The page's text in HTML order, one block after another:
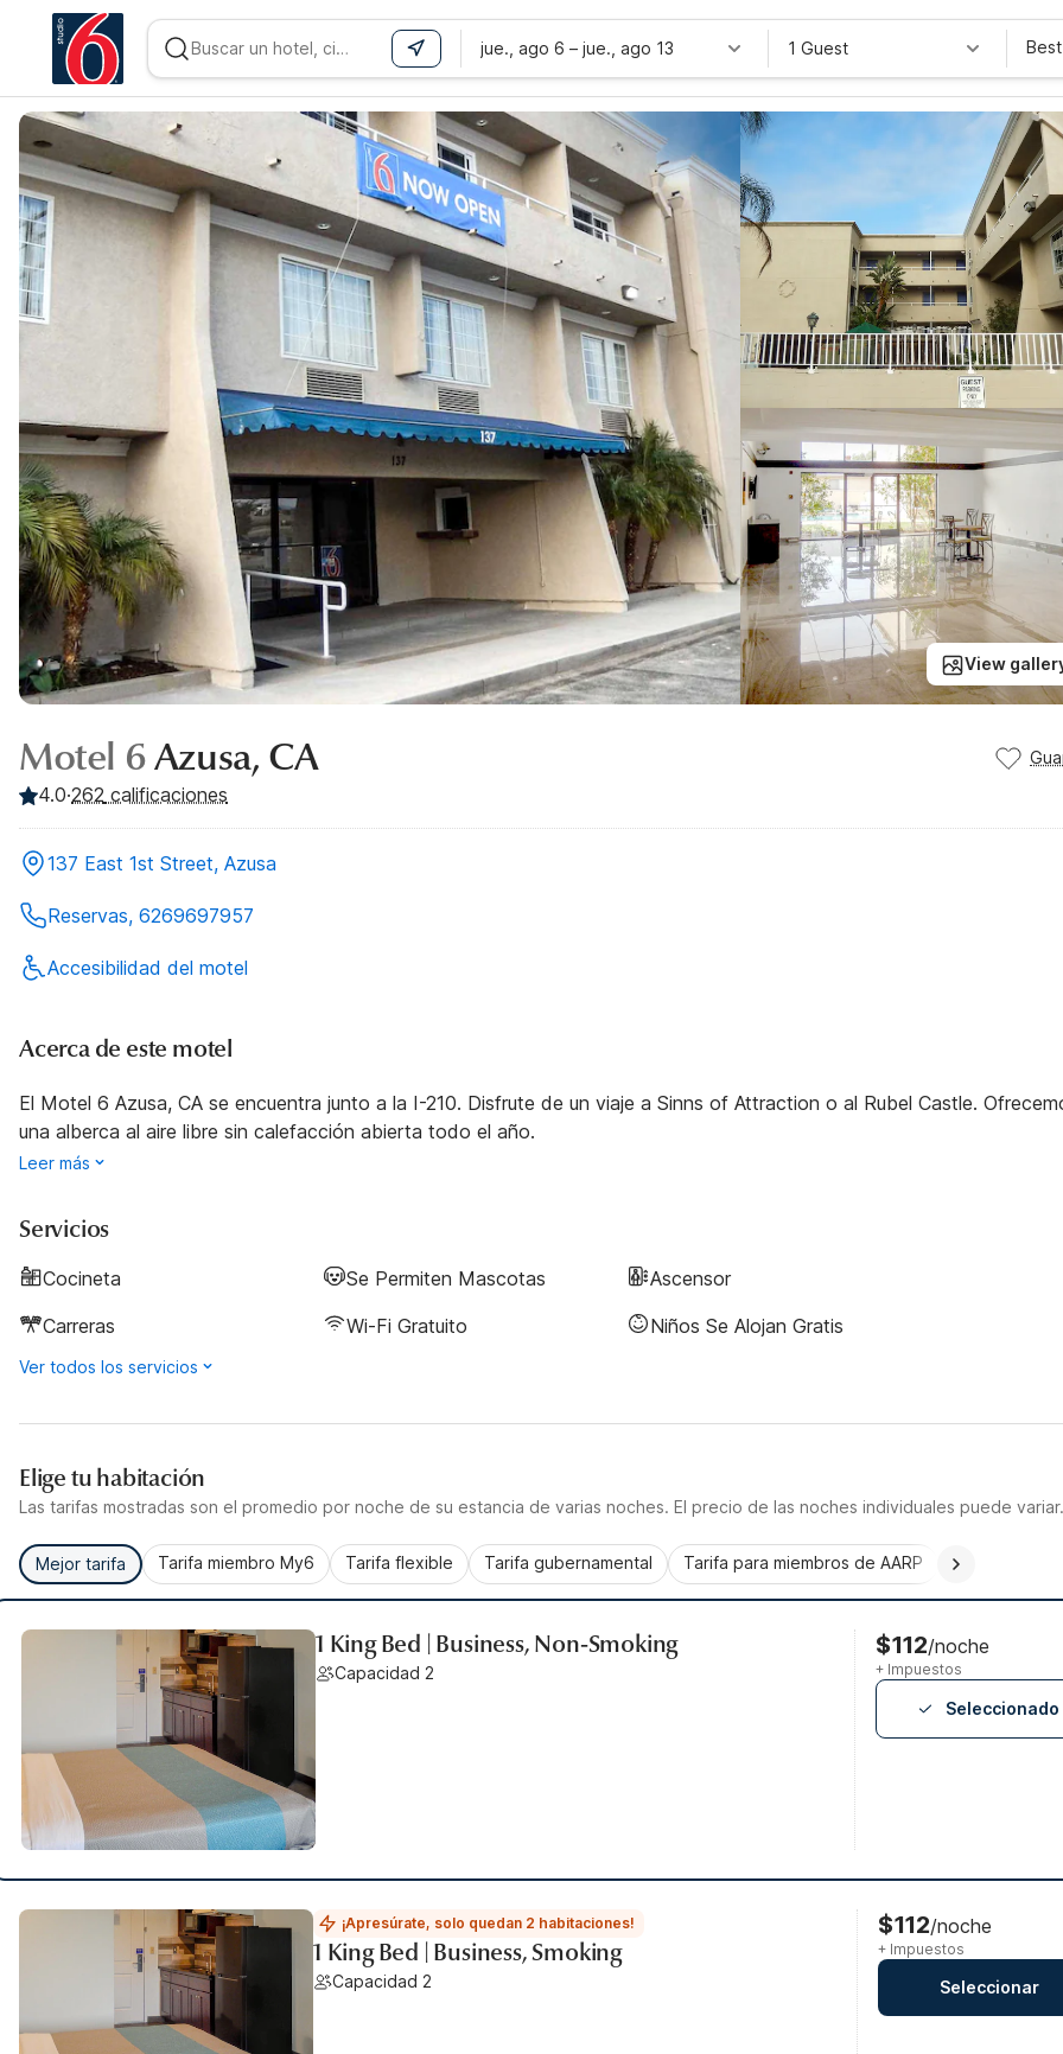
WIZARD MEMBER
jue., ago 6 – jue., ago 13 1 Guest
View
Motel 6Azusa, CA
4.0·262 calificaciones
137 East 1st Street, Azusa
Reservas, 6269697957
Accesibilidad del motel
Acerca de este motel
El Motel 6 Azusa, CA se encuentra junto a la I-210. Disfrute de un viaje a Sinns of Attraction o al Rubel Castle.
una alberca al aire libre sin calefacción abierta todo el año.
Leer más
Servicios
Cocineta Se Permiten Mascotas
Ascensor
Carreras
Wi-Fi Gratuito Niños Se Alojan Gratis
Ver todos los servicios
Elige tu habitación
Las tarifas mostradas son el promedio por noche de su estancia de varias noches. El precio de las noches individuales puede variar.
Mejor tarifa Tarifa miembro My6 Tarifa flexible Tarifa gubernamental Tarifa para miembros de AARP
1 King Bed | Business, Non-Smoking
Capacidad 2
$112/noche
+ Impuestos
Seleccionado
¡Apresúrate, solo quedan 2 habitaciones!
1 King Bed | Business, Smoking
Capacidad 2
$112/noche
+ Impuestos
Seleccionar